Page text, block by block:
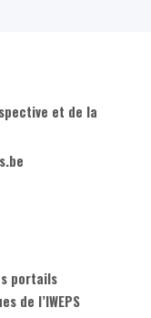
et de la
portails
de l’IWEPS